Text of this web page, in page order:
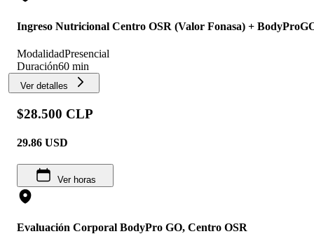
Ingreso Nutricional Centro OSR (Valor Fonasa) +
ModalidadPresencial
Duración60 min
Ver detalles
$28.500 CLP
29.86 USD
Ver horas
Evaluación Corporal BodyPro GO, Centro OSR